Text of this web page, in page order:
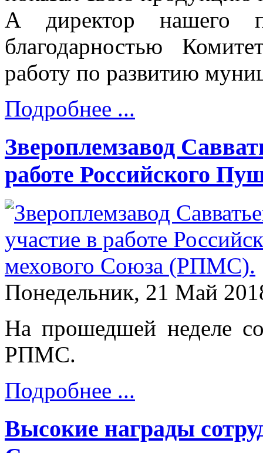
А директор нашего
благодарностью
работу по развитию
Подробнее ...
Звероплемзавод
работе Российского
Понедельник, 21 Май
На прошедшей неделе
РПМС.
Подробнее ...
Высокие награды